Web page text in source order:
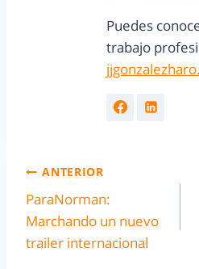
Puedes
trabajo
ANTERIOR
ParaNorman:
Marchando un nuevo
trailer internacional